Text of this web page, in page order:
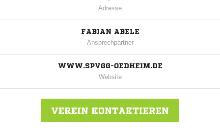
Adresse
FABIAN ABELE
Ansprechpartner
WWW.SPVGG-OEDHEIM.DE
Website
VEREIN KONTAKTIEREN